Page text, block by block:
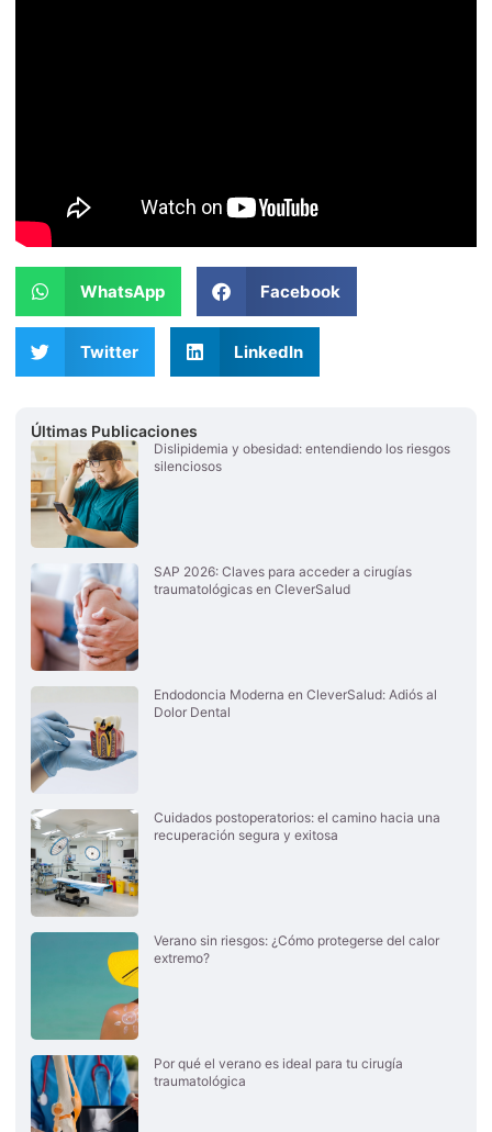
WhatsApp Facebook
Twitter LinkedIn
Últimas Publicaciones
Dislipidemia y obesidad: entendiendo los riesgos
silenciosos
SAP 2026: Claves para acceder a cirugías
traumatológicas en CleverSalud
Endodoncia Moderna en CleverSalud: Adiós al
Dolor Dental
Cuidados postoperatorios: el camino hacia una
recuperación segura y exitosa
Verano sin riesgos: ¿Cómo protegerse del calor
extremo?
Por qué el verano es ideal para tu cirugía
traumatológica